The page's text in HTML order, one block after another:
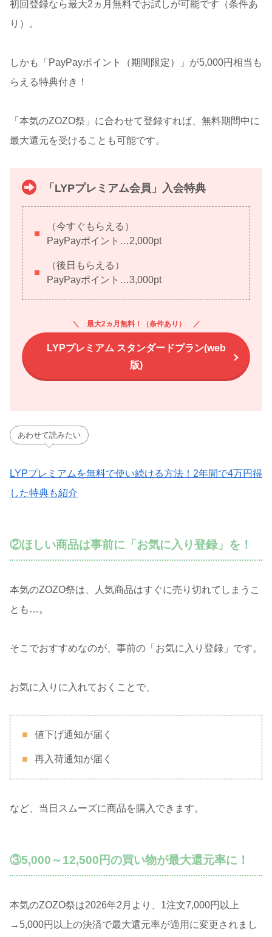
初回登録なら最大2ヵ月無料でお試しが可能です（条件あ
り）。
しかも「PayPayポイント（期間限定）」が5,000円相当も
らえる特典付き！
「本気のZOZO祭」に合わせて登録すれば、無料期間中に
最大還元を受けることも可能です。
「LYPプレミアム会員」入会特典
（今すぐもらえる）
PayPayポイント…2,000pt
（後日もらえる）
PayPayポイント…3,000pt
最大2ヵ月無料！（条件あり）
LYPプレミアム スタンダードプラン(web
版)
あわせて読みたい
LYPプレミアムを無料で使い続ける方法！2年間で4万円得
した特典も紹介
②ほしい商品は事前に「お気に入り登録」を！
本気のZOZO祭は、人気商品はすぐに売り切れてしまうこ
とも…。
そこでおすすめなのが、事前の「お気に入り登録」です。
お気に入りに入れておくことで、
値下げ通知が届く
再入荷通知が届く
など、当日スムーズに商品を購入できます。
③5,000～12,500円の買い物が最大還元率に！
本気のZOZO祭は2026年2月より、1注文7,000円以上
→5,000円以上の決済で最大還元率が適用に変更されまし